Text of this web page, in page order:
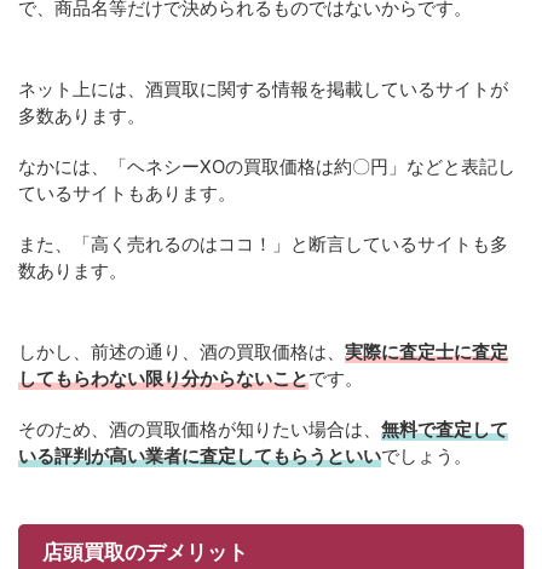
で、商品名等だけで決められるものではないからです。
ネット上には、酒買取に関する情報を掲載しているサイトが
多数あります。
なかには、「ヘネシーXOの買取価格は約〇円」などと表記し
ているサイトもあります。
また、「高く売れるのはココ！」と断言しているサイトも多
数あります。
しかし、前述の通り、酒の買取価格は、 実際に査定士に査定
してもらわない限り分からないことです。
そのため、酒の買取価格が知りたい場合は、 無料で査定して
いる評判が高い業者に査定してもらうといいでしょう。
店頭買取のデメリット